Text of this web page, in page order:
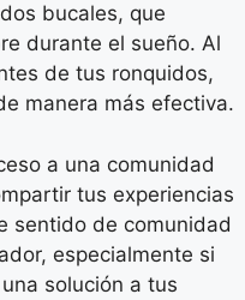
bucales, que
durante el sueño. Al
de tus ronquidos,
manera más efectiva.
a una comunidad
tus experiencias
sentido de comunidad
especialmente si
solución a tus